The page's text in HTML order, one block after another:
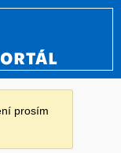
prosím